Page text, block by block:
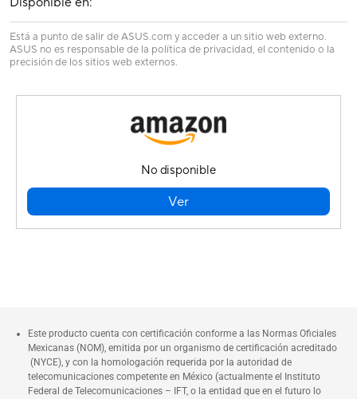
Está a punto de salir de ASUS.com y acceder a un sitio web externo.
ASUS no es responsable de la política de privacidad, el contenido o la
precisión de los sitios web externos.
No disponible
Ver
Este producto cuenta con certificación conforme a las Normas Oficiales
Mexicanas (NOM), emitida por un organismo de certificación acreditado
(NYCE), y con la homologación requerida por la autoridad de
telecomunicaciones competente en México (actualmente el Instituto
Federal de Telecomunicaciones – IFT, o la entidad que en el futuro lo